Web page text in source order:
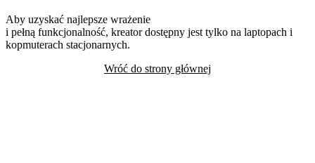
Aby uzyskać najlepsze wrażenie
i pełną funkcjonalność, kreator dostępny jest tylko na laptopach i
kopmuterach stacjonarnych.
Wróć do strony głównej